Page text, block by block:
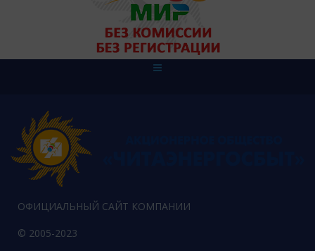
ОФИЦИАЛЬНЫЙ САЙТ КОМПАНИИ
© 2005-2023